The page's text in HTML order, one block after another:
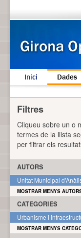
Inici Dades
Filtres
Cliqueu sobre un o
termes de la llista
per filtrar els
AUTORS
Unitat Municipal
MOSTRAR MENYS
CATEGORIES
Urbanisme i
MOSTRAR MENYS